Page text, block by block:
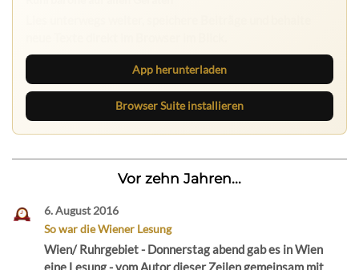
App herunterladen
Browser Suite installieren
Vor zehn Jahren...
6. August 2016
So war die Wiener Lesung
Wien/ Ruhrgebiet - Donnerstag abend gab es in Wien
eine Lesung - vom Autor dieser Zeilen gemeinsam mit